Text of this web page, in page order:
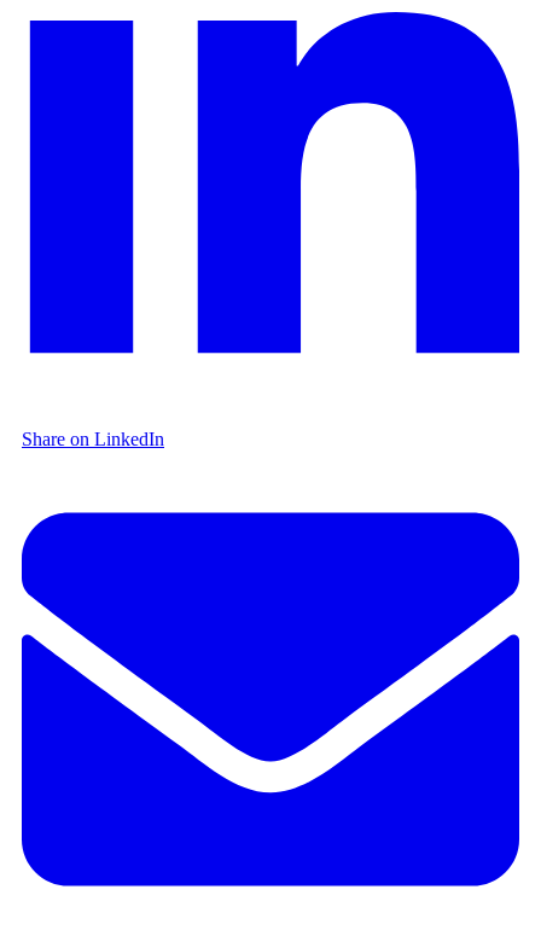
Share on LinkedIn